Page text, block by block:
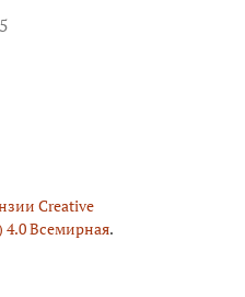
Creative
4.0 Всемирная.